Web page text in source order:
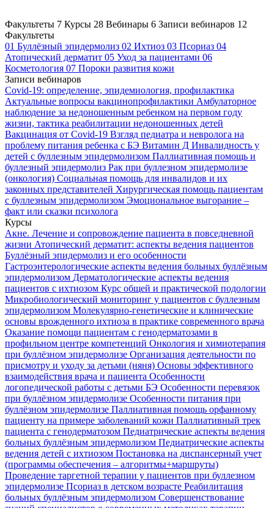
Факультеты 7 Курсы 28 Вебинары 6 Записи вебинаров 12
Факультеты
01 Буллёзный эпидермолиз 02 Ихтиоз 03 Псориаз 04
Атопический дерматит 05 Уход за пациентами 06
Косметология 07 Пороки развития кожи
Записи вебинаров
Covid-19: определение, эпидемиология, профилактика
Актуальные вопросы вакцинопрофилактики Амбулаторное
наблюдение за недоношенным ребенком на первом году
жизни, тактика реабилитации недоношенных детей
Вакцинация от Covid-19 Взгляд педиатра и невролога на
проблему питания ребенка с БЭ Витамин Д Инвалидность у
детей с буллезным эпидермолизом Паллиативная помощь и
буллезный эпидермолиз Рак при буллезном эпидермолизе
(онкология) Социальная помощь для инвалидов и их
законных представителей Хирургическая помощь пациентам
с буллезным эпидермолизом Эмоциональное выгорание –
факт или сказки психолога
Курсы
Акне. Лечение и сопровождение пациента в повседневной
жизни Атопический дерматит: аспекты ведения пациентов
Буллёзный эпидермолиз и его особенности
Гастроэнтерологические аспекты ведения больных буллёзным
эпидермолизом Дерматологические аспекты ведения
пациентов с ихтиозом Курс общей и практической подологии
Микробиологический мониторинг у пациентов с буллезным
эпидермолизом Молекулярно-генетические и клинические
основы врожденного ихтиоза в практике современного врача
Оказание помощи пациентам с генодерматозами в
профильном центре компетенций Онкология и химиотерапия
при буллёзном эпидермолизе Организация деятельности по
присмотру и уходу за детьми (няня) Основы эффективного
взаимодействия врача и пациента Особенности
логопедической работы с детьми БЭ Особенности перевязок
при буллёзном эпидермолизе Особенности питания при
буллёзном эпидермолизе Паллиативная помощь орфанному
пациенту на примере заболеваний кожи Паллиативный трек
пациента с генодерматозом Педиатрические аспекты ведения
больных буллёзным эпидермолизом Педиатрические аспекты
ведения детей с ихтиозом Постановка на диспансерный учет
(программы обеспечения – алгоритмы+маршруты)
Проведение таргетной терапии у пациентов при буллезном
эпидермолизе Псориаз в детском возрасте Реабилитация
больных буллёзным эпидермолизом Совершенствование